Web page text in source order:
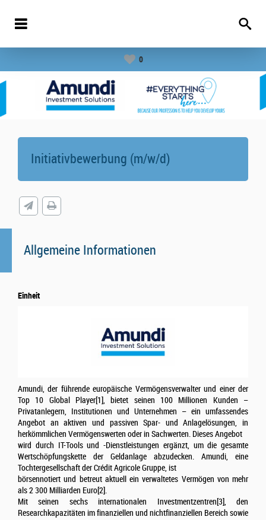
0
Initiativbewerbung (m/w/d)
Allgemeine Informationen
Einheit
Amundi, der führende europäische Vermögensverwalter und einer der
Top 10 Global Player[1], bietet seinen 100 Millionen Kunden –
Privatanlegern, Institutionen und Unternehmen – ein umfassendes
Angebot an aktiven und passiven Spar- und Anlagelösungen, in
herkömmlichen Vermögenswerten oder in Sachwerten. Dieses Angebot
wird durch IT-Tools und -Dienstleistungen ergänzt, um die gesamte
Wertschöpfungskette der Geldanlage abzudecken. Amundi, eine
Tochtergesellschaft der Crédit Agricole Gruppe, ist
börsennotiert und betreut aktuell ein verwaltetes Vermögen von mehr
als 2 300 Milliarden Euro[2].
Mit seinen sechs internationalen Investmentzentren[3], den
Researchkapazitäten im finanziellen und nichtfinanziellen Bereich sowie